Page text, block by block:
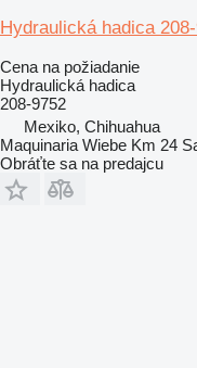
Hydraulická hadica
Cena na požiadanie
Hydraulická hadica
208-9752
Mexiko, Chihuahua
Maquinaria Wiebe Km 24
Obráťte sa na predajcu